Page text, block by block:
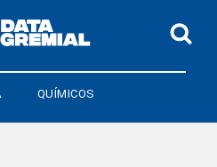
QUÍMICOS